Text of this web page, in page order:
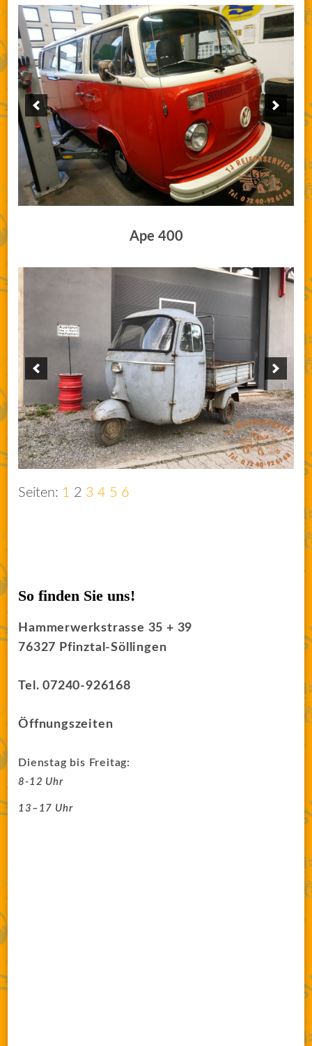
Ape 400
Seiten: 1 2 3 4 5 6
So finden Sie uns!
Hammerwerkstrasse 35 + 39
76327 Pfinztal-Söllingen
Tel. 07240-926168
Öffnungszeiten
Dienstag bis Freitag:
8-12 Uhr
13–17 Uhr